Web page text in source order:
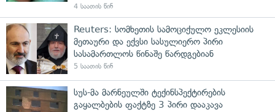
4 საათის წინ
Reuters: სომხეთის სამოციქულო ეკლესიის
მეთაური და ექვსი სასულიერო პირი
სასამართლოს წინაშე წარდგებიან
5 საათის წინ
სუს-მა მარნეულში ტექინსპექტირების
გაყალბების ფაქტზე 3 პირი დააკავა